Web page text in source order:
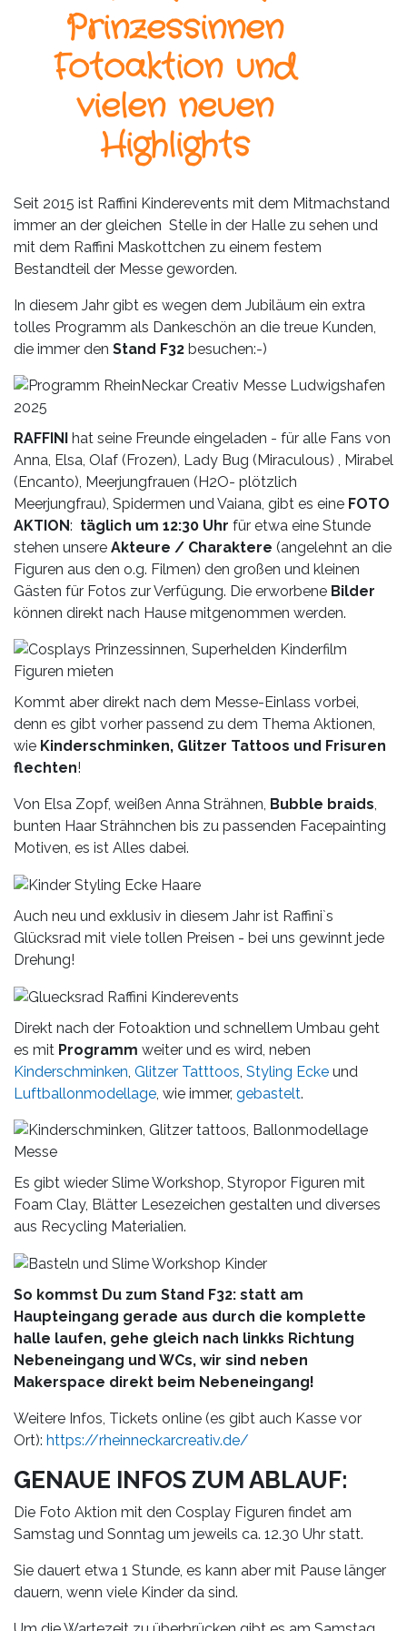
Referenzen
Blog
Jobs
Partner/Links
Prinzessinnen
Fotoaktion und
vielen neuen
Highlights
Seit 2015 ist Raffini Kinderevents mit dem Mitmachstand
immer an der gleichen Stelle in der Halle zu sehen und
mit dem Raffini Maskottchen zu einem festem
Bestandteil der Messe geworden.
In diesem Jahr gibt es wegen dem Jubiläum ein extra
tolles Programm als Dankeschön an die treue Kunden,
die immer den Stand F32 besuchen:-)
RAFFINI
hat seine Freunde eingeladen - für alle Fans von
Anna, Elsa, Olaf (Frozen), Lady Bug (Miraculous) , Mirabel
(Encanto), Meerjungfrauen (H2O- plötzlich
Meerjungfrau), Spidermen und Vaiana, gibt es eine FOTO
AKTION: täglich um 12:30 Uhr für etwa eine Stunde
stehen unsere Akteure / Charaktere (angelehnt an die
Figuren aus den o.g. Filmen) den großen und kleinen
Gästen für Fotos zur Verfügung. Die erworbene Bilder
können direkt nach Hause mitgenommen werden.
Kommt aber direkt nach dem Messe-Einlass vorbei,
denn es gibt vorher passend zu dem Thema Aktionen,
wie Kinderschminken, Glitzer Tattoos und Frisuren
flechten!
Von Elsa Zopf, weißen Anna Strähnen, Bubble braids,
bunten Haar Strähnchen bis zu passenden Facepainting
Motiven, es ist Alles dabei.
Auch neu und exklusiv in diesem Jahr ist Raffini`s
Glücksrad mit viele tollen Preisen - bei uns gewinnt jede
Drehung!
Direkt nach der Fotoaktion und schnellem Umbau geht
es mit Programm weiter und es wird, neben
Kinderschminken, Glitzer Tatttoos, Styling Ecke und
Luftballonmodellage, wie immer, gebastelt.
Es gibt wieder Slime Workshop, Styropor Figuren mit
Foam Clay, Blätter Lesezeichen gestalten und diverses
aus Recycling Materialien.
So kommst Du zum Stand F32: statt am
Haupteingang gerade aus durch die komplette
halle laufen, gehe gleich nach linkks Richtung
Nebeneingang und WCs, wir sind neben
Makerspace direkt beim Nebeneingang!
Weitere Infos, Tickets online (es gibt auch Kasse vor
Ort): https://rheinneckarcreativ.de/
GENAUE INFOS ZUM ABLAUF:
Die Foto Aktion mit den Cosplay Figuren findet am
Samstag und Sonntag um jeweils ca. 12.30 Uhr statt.
Sie dauert etwa 1 Stunde, es kann aber mit Pause länger
dauern, wenn viele Kinder da sind.